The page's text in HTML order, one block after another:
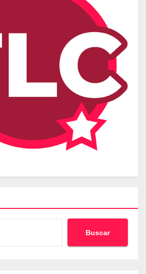
Buscar